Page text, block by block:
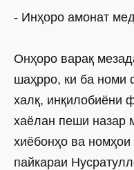
- Инҳоро амонат
Онҳоро варақ
шаҳрро, ки ба номи
халқ, инқилобиёни
хаёлан пеши назар
хиёбонҳо ва
пайкараи